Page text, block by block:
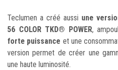
Teclumen a créé aussi une
56 COLOR TKD® POWER,
forte puissance et une
version permet de créer une
une haute luminosité.